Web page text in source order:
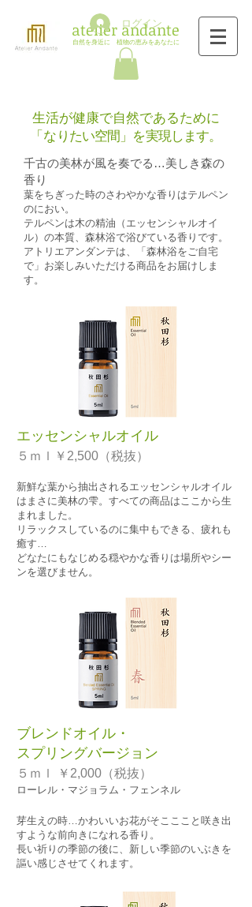
​atelier andante
自然を身近に 植物の恵みをあなたに
ログイン
生活が健康で自然であるために
「 なりたい空間」を実現します。
千古の美林が風を奏でる…美しき森の
香り
葉をちぎった時のさわやかな香りはテルペン
のにおい。
テルペンは木の精油（エッセンシャルオイ
ル）の本質、森林浴で浴びている香りです。
アトリエアンダンテは、「森林浴をご自宅
で」お楽しみいただける商品をお届けしま
す。
エッセンシャルオイル
５ｍｌ￥2,500（税抜）
新鮮な葉から抽出されるエッセンシャルオイル
はまさに美林の雫。すべての商品はここから生
まれました。
リラックスしているのに集中もできる、疲れも
癒す…
どなたにもなじめる穏やかな香りは場所やシー
ンを選びません。
ブレンドオイル・
スプリングバージョン
５ｍｌ ￥2,000（税抜）
ローレル・マジョラム・フェンネル
芽生えの時…かわいいお花がそこここと咲き出
すような前向きになれる香り。
長い祈りの季節の後に、新しい季節のいぶきを
謳い感じさせてくれます。